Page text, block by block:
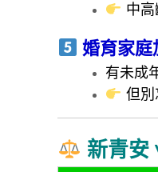
中
婚育家庭
有未成
但別
新青安